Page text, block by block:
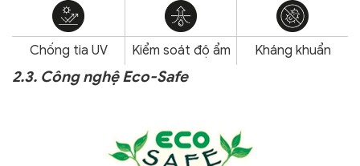
Chống tia UV Kiểm soát độ ẩm Kháng khuẩn
2.3. Công nghệ Eco-Safe